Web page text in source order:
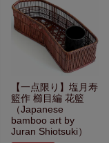
【一点限り】 塩月寿
籃作 櫛目編 花籃
（Japanese
bamboo art by
Juran Shiotsuki）